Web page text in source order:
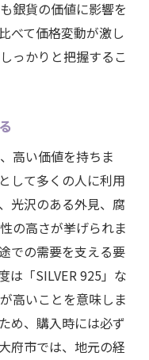
ポイント
重要性
者が知っておく
ップ
属情報源
の実践的なヒント
銀貨の価値に影響を
べて価格変動が激し
っかりと把握するこ
高い価値を持ちま
して多くの人に利用
光沢のある外見、腐
の高さが挙げられま
での需要を支える要
は「SILVER 925」な
高いことを意味しま
め、購入時には必ず
府市では、地元の経